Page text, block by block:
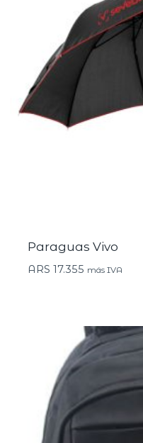
Paraguas Vivo
ARS 17.355 más IVA